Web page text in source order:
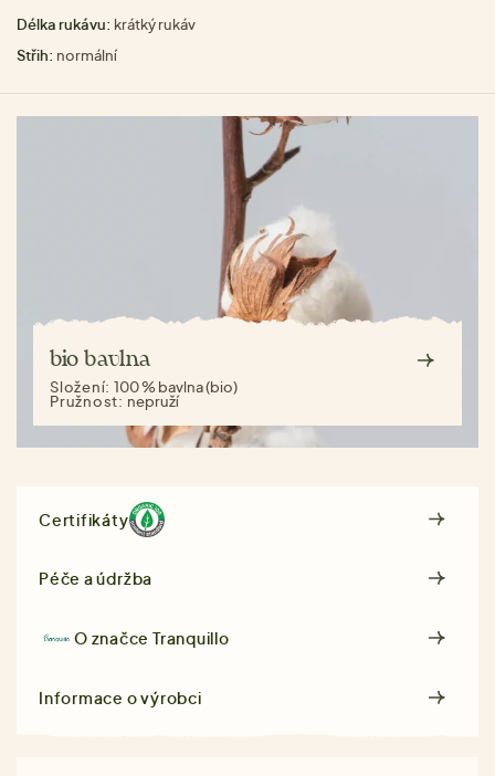
Délka rukávu: krátký rukáv
Střih: normální
bio bavlna
Složení:100 % bavlna (bio)
Pružnost: nepruží
Certifikáty
Péče a údržba
O značceTranquillo
Informace o výrobci